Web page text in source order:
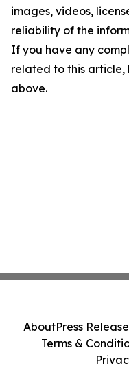
images, videos,
reliability of the
If you have any
related to this
above.
AboutPress
Terms &